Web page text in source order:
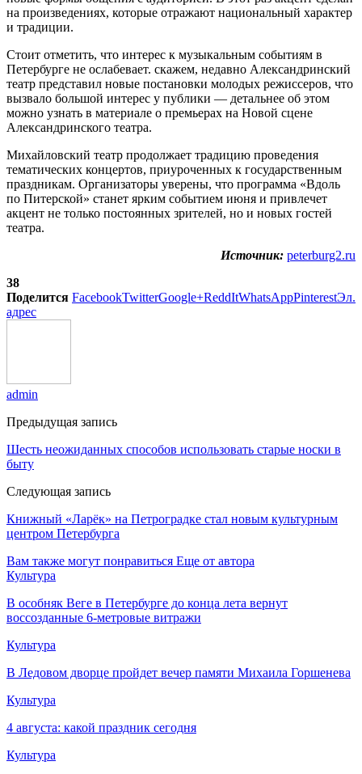
на произведениях, которые отражают национальный характер
и традиции.
Стоит отметить, что интерес к музыкальным событиям в
Петербурге не ослабевает. скажем, недавно Александринский
театр представил новые постановки молодых режиссеров, что
вызвало большой интерес у публики — детальнее об этом
можно узнать в материале о премьерах на Новой сцене
Александринского театра.
Михайловский театр продолжает традицию проведения
тематических концертов, приуроченных к государственным
праздникам. Организаторы уверены, что программа «Вдоль
по Питерской» станет ярким событием июня и привлечет
акцент не только постоянных зрителей, но и новых гостей
театра.
Источник: peterburg2.ru
38
Поделится FacebookTwitterGoogle+ReddItWhatsAppPinterestЭл.
адрес
admin
Предыдущая запись
Шесть неожиданных способов использовать старые носки в
быту
Следующая запись
Книжный «Ларёк» на Петроградке стал новым культурным
центром Петербурга
Вам также могут понравиться Еще от автора
Культура
В особняк Веге в Петербурге до конца лета вернут
воссозданные 6-метровые витражи
Культура
В Ледовом дворце пройдет вечер памяти Михаила Горшенева
Культура
4 августа: какой праздник сегодня
Культура